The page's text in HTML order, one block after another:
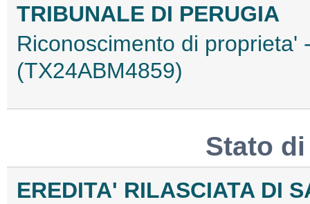
TRIBUNALE DI PERUGIA
Riconoscimento di proprieta'
(TX24ABM4859)
Stato
EREDITA' RILASCIATA DI